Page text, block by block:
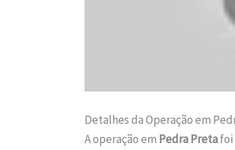
Detalhes da Operação em
A operação em Pedra Pretafoi